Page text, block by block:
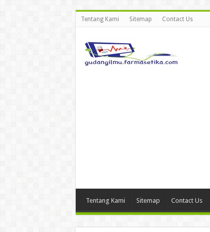
Tentang Kami Sitemap Contact Us
Tentang Kami Sitemap Contact Us